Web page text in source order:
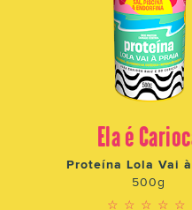
Ela é
Proteína Lola Vai
500g
☆☆☆☆☆